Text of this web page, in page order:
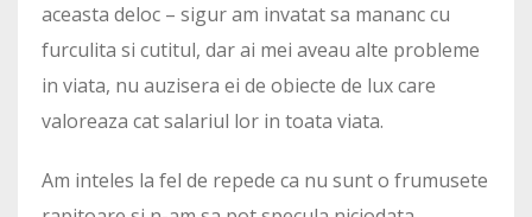
aceasta deloc – sigur am invatat sa mananc cu
furculita si cutitul, dar ai mei aveau alte probleme
in viata, nu auzisera ei de obiecte de lux care
valoreaza cat salariul lor in toata viata.
Am inteles la fel de repede ca nu sunt o frumusete